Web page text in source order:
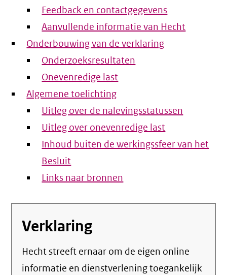
Feedback en contactgegevens
Aanvullende informatie van Hecht
Onderbouwing van de verklaring
Onderzoeksresultaten
Onevenredige last
Algemene toelichting
Uitleg over de nalevingsstatussen
Uitleg over onevenredige last
Inhoud buiten de werkingssfeer van het
Besluit
Links naar bronnen
Verklaring
Hecht streeft ernaar om de eigen online
informatie en dienstverlening toegankelijk